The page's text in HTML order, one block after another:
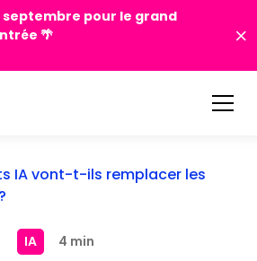
septembre pour le grand
🌴
IA vont-t-ils remplacer les
IA 4 min